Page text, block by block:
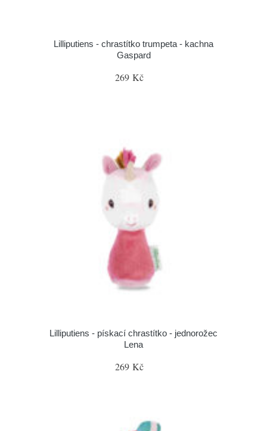
Lilliputiens - chrastítko trumpeta - kachna
Gaspard
269 Kč
Lilliputiens - pískací chrastítko - jednorožec
Lena
269 Kč